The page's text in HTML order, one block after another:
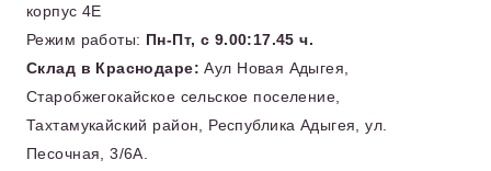
корпус 4Е
Режим работы: Пн-Пт, с 9.00:17.45 ч.
Склад в Краснодаре: Аул Новая Адыгея,
Старобжегокайское сельское поселение,
Тахтамукайский район, Республика Адыгея, ул.
Песочная, 3/6А.